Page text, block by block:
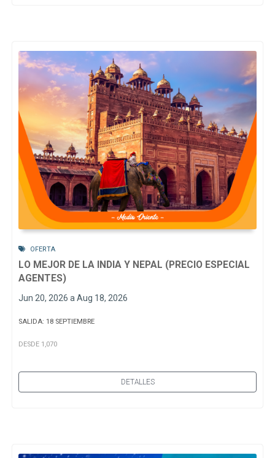
OFERTA
LO MEJOR DE LA INDIA Y NEPAL (PRECIO ESPECIAL
AGENTES)
Jun 20, 2026 a Aug 18, 2026
SALIDA: 18 SEPTIEMBRE
DESDE 1,070
DETALLES